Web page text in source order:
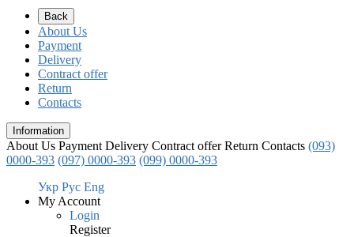
Back
About Us
Payment
Delivery
Contract offer
Return
Contacts
Information
About Us Payment Delivery Contract offer Return Contacts (093)
0000-393 (097) 0000-393 (099) 0000-393
Укр Рус Eng
My Account
Login
Register